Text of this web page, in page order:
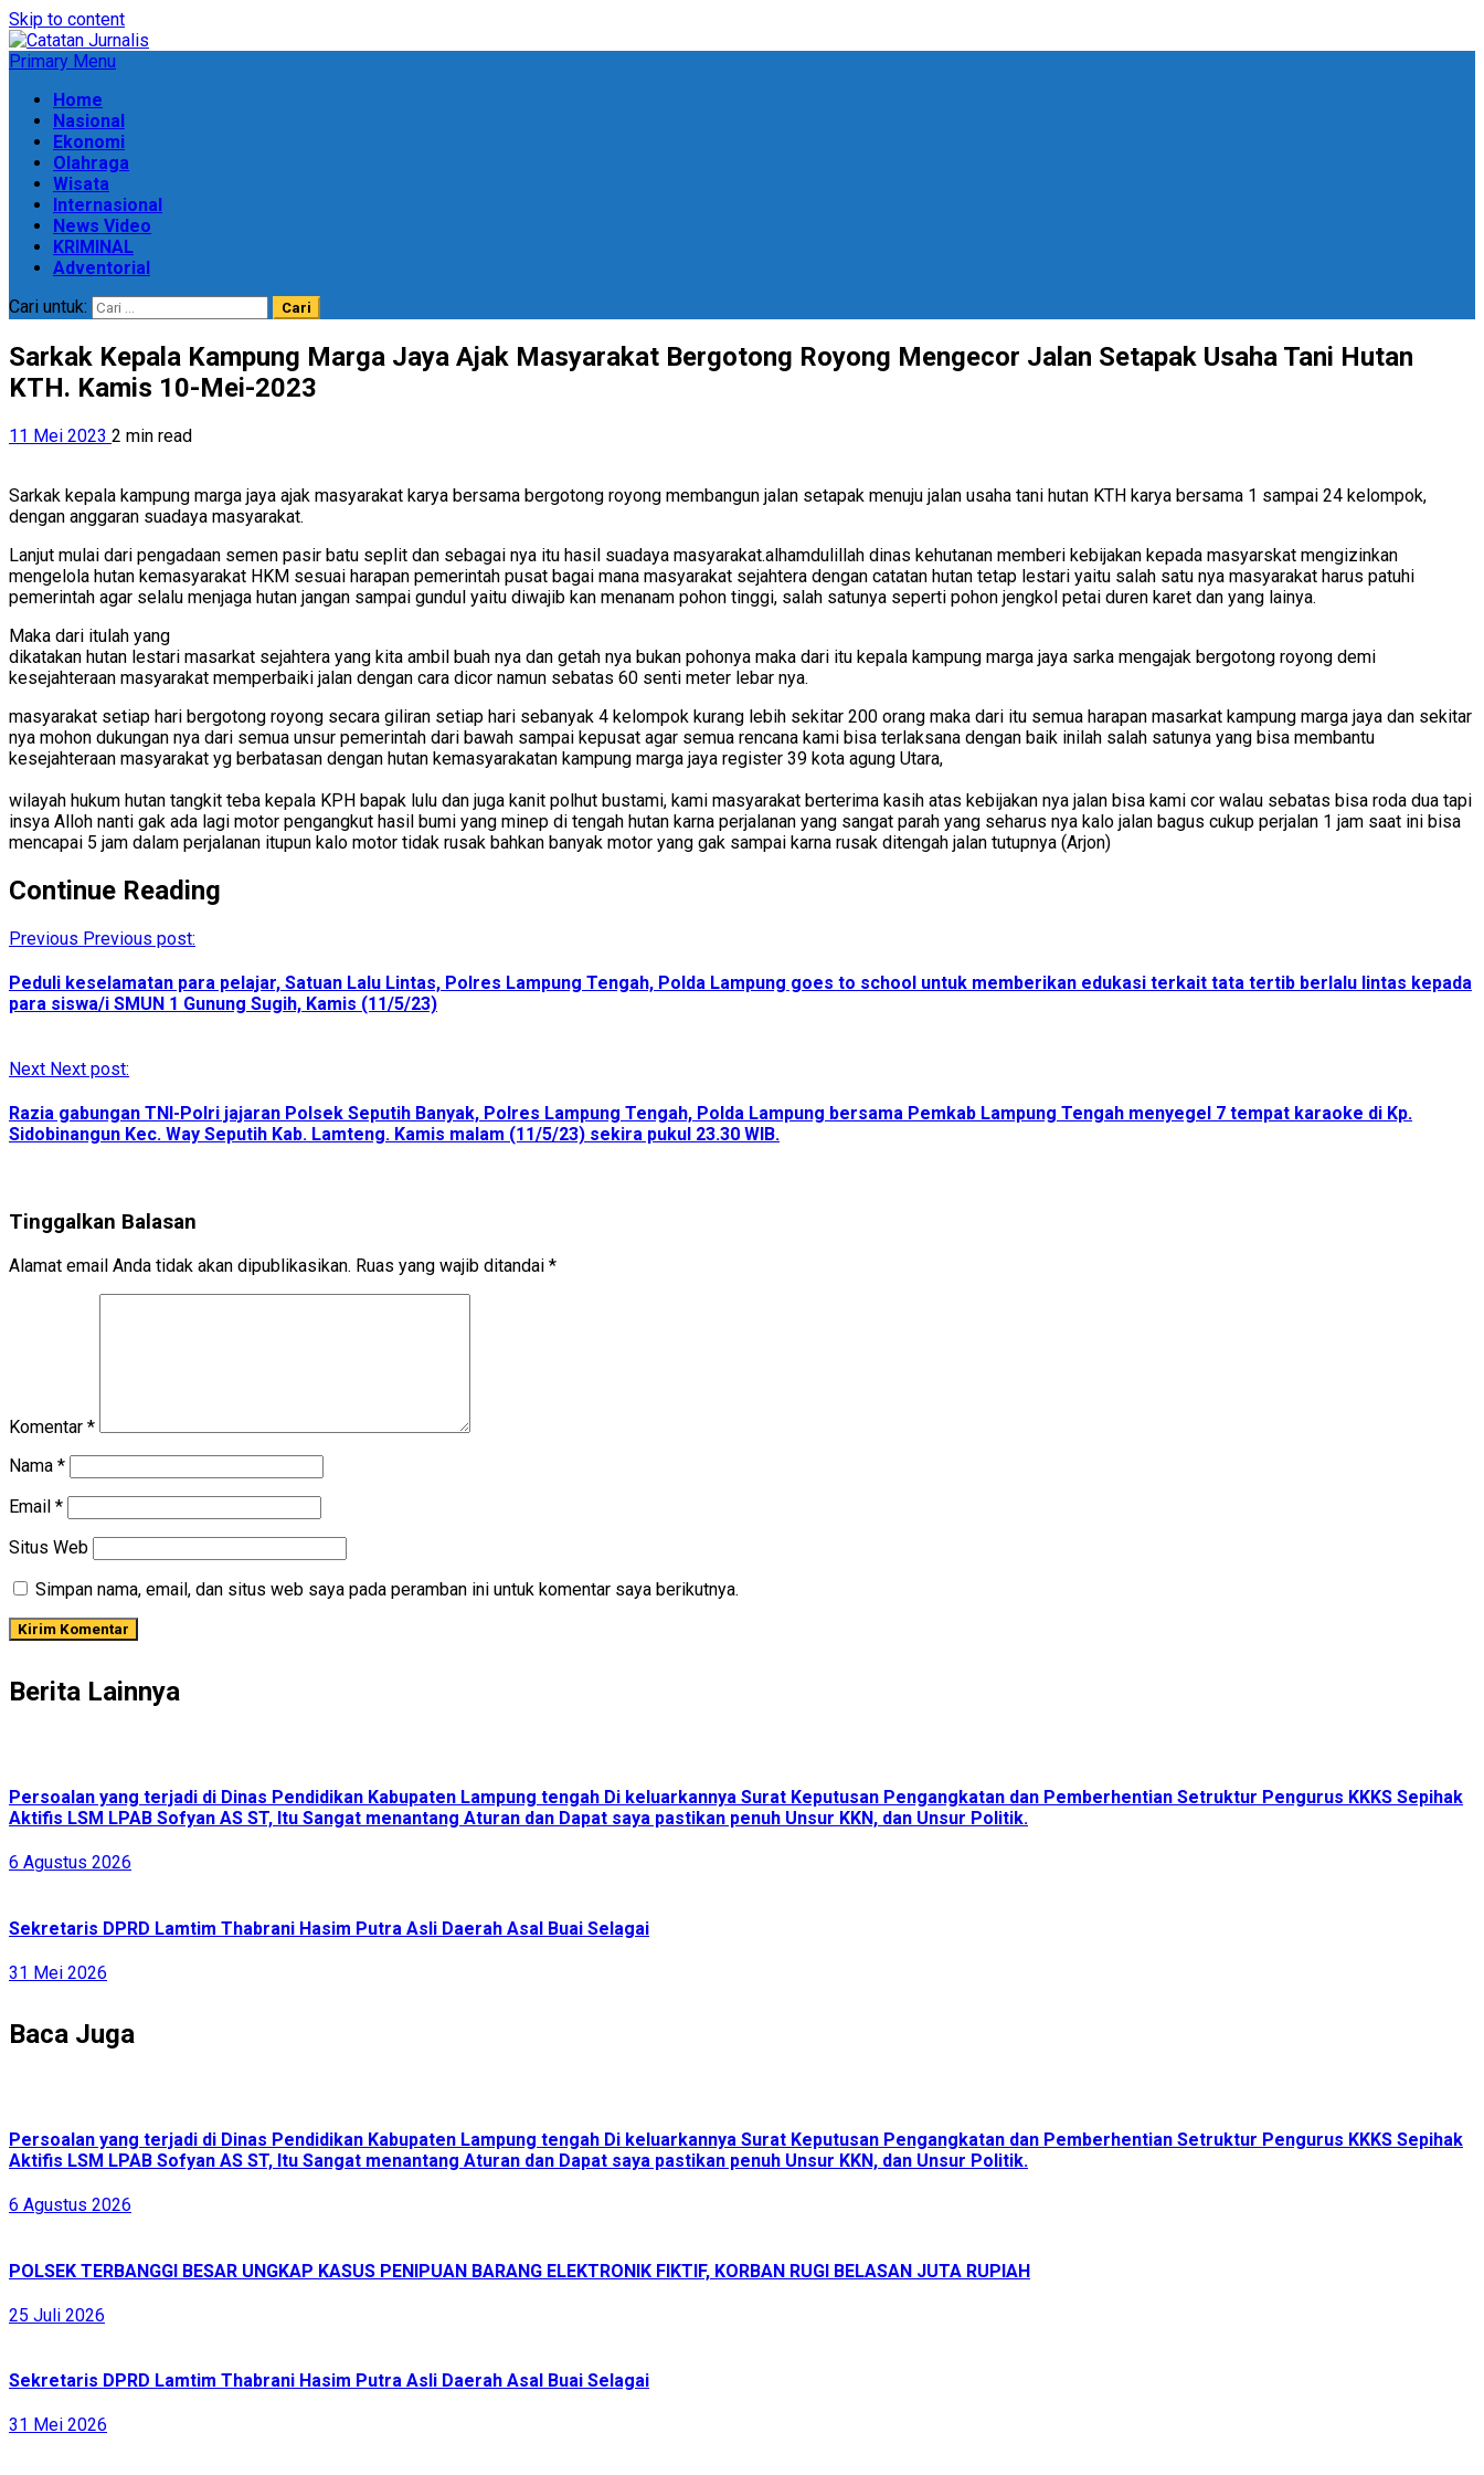
Skip to content
Primary Menu
Home
Nasional
Ekonomi
Olahraga
Wisata
Internasional
News Video
KRIMINAL
Adventorial
Cari untuk:
Sarkak Kepala Kampung Marga Jaya Ajak Masyarakat Bergotong Royong Mengecor Jalan Setapak Usaha Tani Hutan
KTH. Kamis 10-Mei-2023
11 Mei 2023 2 min read
Sarkak kepala kampung marga jaya ajak masyarakat karya bersama bergotong royong membangun jalan setapak menuju jalan usaha tani hutan KTH karya bersama 1 sampai 24 kelompok,
dengan anggaran suadaya masyarakat.
Lanjut mulai dari pengadaan semen pasir batu seplit dan sebagai nya itu hasil suadaya masyarakat.alhamdulillah dinas kehutanan memberi kebijakan kepada masyarskat mengizinkan
mengelola hutan kemasyarakat HKM sesuai harapan pemerintah pusat bagai mana masyarakat sejahtera dengan catatan hutan tetap lestari yaitu salah satu nya masyarakat harus patuhi
pemerintah agar selalu menjaga hutan jangan sampai gundul yaitu diwajib kan menanam pohon tinggi, salah satunya seperti pohon jengkol petai duren karet dan yang lainya.
Maka dari itulah yang
dikatakan hutan lestari masarkat sejahtera yang kita ambil buah nya dan getah nya bukan pohonya maka dari itu kepala kampung marga jaya sarka mengajak bergotong royong demi
kesejahteraan masyarakat memperbaiki jalan dengan cara dicor namun sebatas 60 senti meter lebar nya.
masyarakat setiap hari bergotong royong secara giliran setiap hari sebanyak 4 kelompok kurang lebih sekitar 200 orang maka dari itu semua harapan masarkat kampung marga jaya dan sekitar
nya mohon dukungan nya dari semua unsur pemerintah dari bawah sampai kepusat agar semua rencana kami bisa terlaksana dengan baik inilah salah satunya yang bisa membantu
kesejahteraan masyarakat yg berbatasan dengan hutan kemasyarakatan kampung marga jaya register 39 kota agung Utara,
wilayah hukum hutan tangkit teba kepala KPH bapak lulu dan juga kanit polhut bustami, kami masyarakat berterima kasih atas kebijakan nya jalan bisa kami cor walau sebatas bisa roda dua tapi
insya Alloh nanti gak ada lagi motor pengangkut hasil bumi yang minep di tengah hutan karna perjalanan yang sangat parah yang seharus nya kalo jalan bagus cukup perjalan 1 jam saat ini bisa
mencapai 5 jam dalam perjalanan itupun kalo motor tidak rusak bahkan banyak motor yang gak sampai karna rusak ditengah jalan tutupnya (Arjon)
Continue Reading
Previous Previous post:
Peduli keselamatan para pelajar, Satuan Lalu Lintas, Polres Lampung Tengah, Polda Lampung goes to school untuk memberikan edukasi terkait tata tertib berlalu lintas kepada
para siswa/i SMUN 1 Gunung Sugih, Kamis (11/5/23)
Next Next post:
Razia gabungan TNI-Polri jajaran Polsek Seputih Banyak, Polres Lampung Tengah, Polda Lampung bersama Pemkab Lampung Tengah menyegel 7 tempat karaoke di Kp.
Sidobinangun Kec. Way Seputih Kab. Lamteng. Kamis malam (11/5/23) sekira pukul 23.30 WIB.
Tinggalkan Balasan
Alamat email Anda tidak akan dipublikasikan. Ruas yang wajib ditandai *
Komentar *
Nama *
Email *
Situs Web
Simpan nama, email, dan situs web saya pada peramban ini untuk komentar saya berikutnya.
Berita Lainnya
Persoalan yang terjadi di Dinas Pendidikan Kabupaten Lampung tengah Di keluarkannya Surat Keputusan Pengangkatan dan Pemberhentian Setruktur Pengurus KKKS Sepihak
Aktifis LSM LPAB Sofyan AS ST, Itu Sangat menantang Aturan dan Dapat saya pastikan penuh Unsur KKN, dan Unsur Politik.
6 Agustus 2026
Sekretaris DPRD Lamtim Thabrani Hasim Putra Asli Daerah Asal Buai Selagai
31 Mei 2026
Baca Juga
Persoalan yang terjadi di Dinas Pendidikan Kabupaten Lampung tengah Di keluarkannya Surat Keputusan Pengangkatan dan Pemberhentian Setruktur Pengurus KKKS Sepihak
Aktifis LSM LPAB Sofyan AS ST, Itu Sangat menantang Aturan dan Dapat saya pastikan penuh Unsur KKN, dan Unsur Politik.
6 Agustus 2026
POLSEK TERBANGGI BESAR UNGKAP KASUS PENIPUAN BARANG ELEKTRONIK FIKTIF, KORBAN RUGI BELASAN JUTA RUPIAH
25 Juli 2026
Sekretaris DPRD Lamtim Thabrani Hasim Putra Asli Daerah Asal Buai Selagai
31 Mei 2026